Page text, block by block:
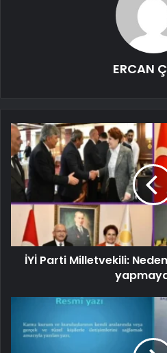
ERCAN
İYİ Parti Milletvekili: